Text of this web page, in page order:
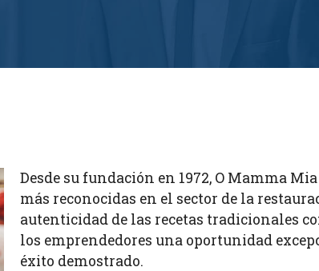
Desde su fundación en 1972, O Mamma
más reconocidas en el sector de la
autenticidad de las recetas tradicionales
los emprendedores una oportunidad
éxito demostrado.